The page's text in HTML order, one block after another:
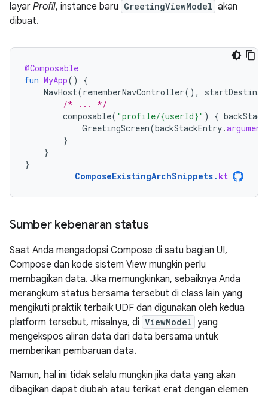
layar Profil, instance baru GreetingViewModel akan
dibuat.
@Composable
fun MyApp()
{
NavHost(rememberNavController(),
/* ... */
composable( "profile/{userId}" ) {
GreetingScreen(backStackEntry.
}
}
}
ComposeExistingArchSnippets. kt
Sumber kebenaran status
Saat Anda mengadopsi Compose di satu bagian UI,
Compose dan kode sistem View mungkin perlu
membagikan data. Jika memungkinkan, sebaiknya Anda
merangkum status bersama tersebut di class lain yang
mengikuti praktik terbaik UDF dan digunakan oleh kedua
platform tersebut, misalnya, di ViewModel yang
mengekspos aliran data dari data bersama untuk
memberikan pembaruan data.
Namun, hal ini tidak selalu mungkin jika data yang akan
dibagikan dapat diubah atau terikat erat dengan elemen